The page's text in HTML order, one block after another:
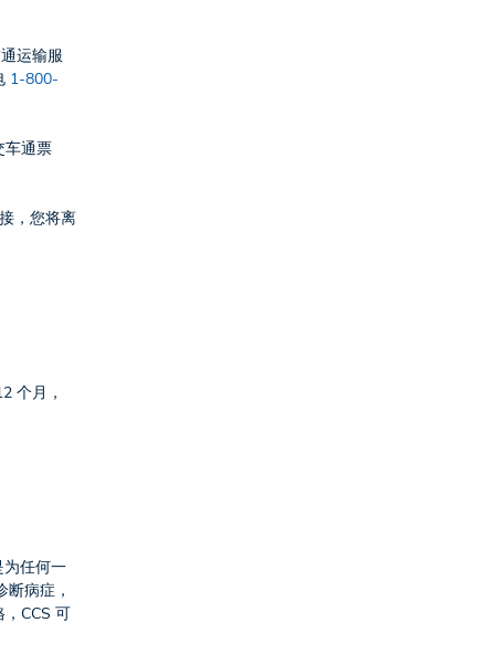
运输服
1-800-
车通票
，您将离
个月，
为任何一
病症，
CCS 可